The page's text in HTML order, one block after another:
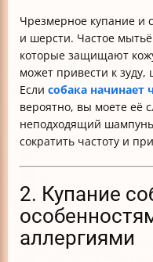
Чрезмерное купание и
и шерсти. Частое
которые защищают
может привести к
Если собака начинает
вероятно, вы моете её
неподходящий
сократить частоту и
2. Купание
аллергиями